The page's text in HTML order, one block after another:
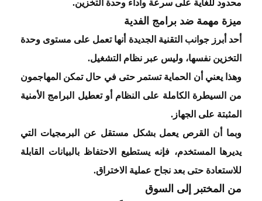
محدود للغاية على سرعة وأداء وحدة التخزين.
ميزة مهمة ضد برامج الفدية
أحد أبرز جوانب التقنية الجديدة أنها تعمل على مستوى وحدة
التخزين نفسها، وليس عبر نظام التشغيل.
وهذا يعني أن الحماية تستمر حتى في حال تمكن المهاجمون
من السيطرة الكاملة على النظام أو تعطيل البرامج الأمنية
المثبتة على الجهاز .
وبما أن القرص يعمل بشكل مستقل عن البرمجيات التي
يديرها المستخدم، فإنه يستطيع الاحتفاظ بالبيانات القابلة
للاستعادة حتى بعد نجاح عملية الاختراق.
من المختبر إلى السوق